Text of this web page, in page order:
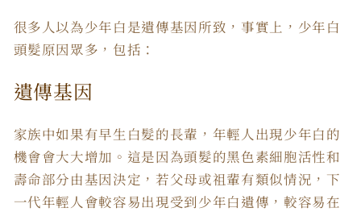
很多人以為少年白是遺傳基因所致，事實上，少年白
頭髮原因眾多，包括：
遺傳基因
家族中如果有早生白髮的長輩，年輕人出現少年白的
機會會大大增加。這是因為頭髮的黑色素細胞活性和
壽命部分由基因決定，若父母或祖輩有類似情況，下
一代年輕人會較容易出現受到少年白遺傳，較容易在